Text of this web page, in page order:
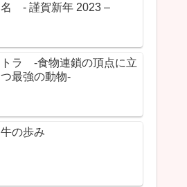
名 - 謹賀新年 2023 –
トラ -食物連鎖の頂点に立
つ最強の動物-
牛の歩み